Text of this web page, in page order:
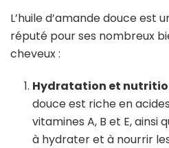
L’huile d’amande douce est
réputé pour ses nombreux
cheveux :
Hydratation et
douce est riche en
vitamines A, B et E, ainsi
à hydrater et à nourrir